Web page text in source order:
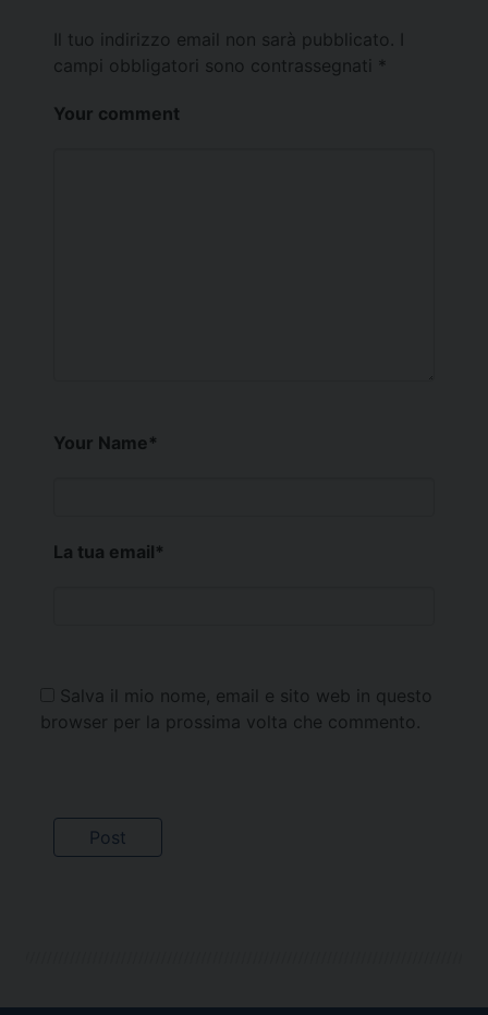
Il tuo indirizzo email non sarà pubblicato.
campi obbligatori sono contrassegnati *
Your comment
Your Name*
La tua email*
Salva il mio nome, email e sito web in questo
browser per la prossima volta che commento.